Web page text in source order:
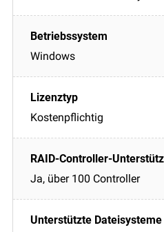
Windows
Kostenpflichtig
Ja, über 100 Controller